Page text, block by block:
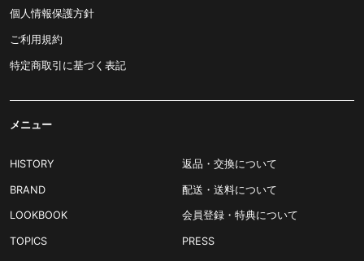
個人情報保護方針
ご利用規約
特定商取引に基づく表記
メニュー
HISTORY
BRAND
LOOKBOOK
TOPICS
返品・交換について
配送・送料について
会員登録・特典について
PRESS